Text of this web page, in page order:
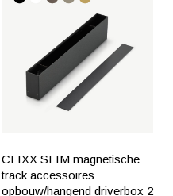
CLIXX SLIM magnetische
track accessoires
opbouw/hangend driverbox 2